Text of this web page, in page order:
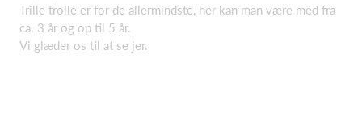
Trille trolle er for de allermindste, her kan man være med fra
ca. 3 år og op til 5 år.
Vi glæder os til at se jer.